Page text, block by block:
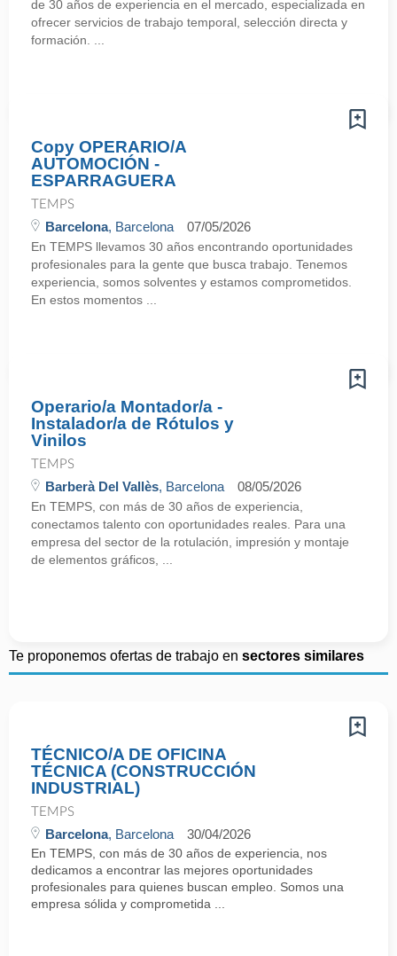
de 30 años de experiencia en el mercado, especializada en
ofrecer servicios de trabajo temporal, selección directa y
formación. ...
Copy OPERARIO/A
AUTOMOCIÓN -
ESPARRAGUERA
TEMPS
Barcelona, Barcelona 07/05/2026
En TEMPS llevamos 30 años encontrando oportunidades
profesionales para la gente que busca trabajo. Tenemos
experiencia, somos solventes y estamos comprometidos.
En estos momentos ...
Operario/a Montador/a -
Instalador/a de Rótulos y
Vinilos
TEMPS
Barberà Del Vallès, Barcelona 08/05/2026
En TEMPS, con más de 30 años de experiencia,
conectamos talento con oportunidades reales. Para una
empresa del sector de la rotulación, impresión y montaje
de elementos gráficos, ...
Te proponemos ofertas de trabajo en sectores similares
TÉCNICO/A DE OFICINA
TÉCNICA (CONSTRUCCIÓN
INDUSTRIAL)
TEMPS
Barcelona, Barcelona 30/04/2026
En TEMPS, con más de 30 años de experiencia, nos
dedicamos a encontrar las mejores oportunidades
profesionales para quienes buscan empleo. Somos una
empresa sólida y comprometida ...